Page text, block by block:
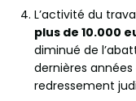
L’activité du
plus de 10.000
diminué de
dernières
redressement